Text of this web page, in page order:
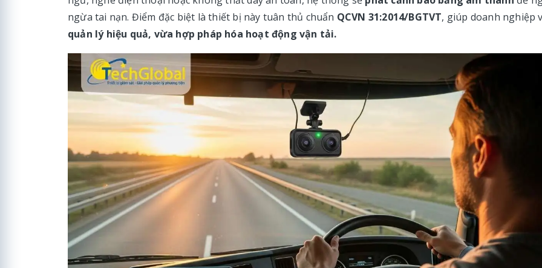
ngừa tai nạn. Điểm đặc biệt là thiết bị này tuân thủ chuẩn QCVN 31:2014/BGTVT, giúp doanh nghiệp
quản lý hiệu quả, vừa hợp pháp hóa hoạt động vận tải.